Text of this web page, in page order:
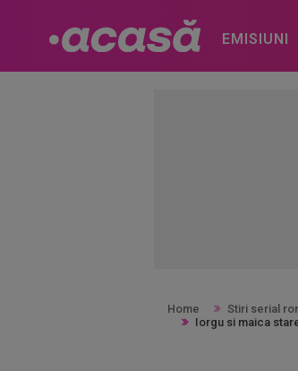
EMISIUNI
Home
Stiri serial
Iorgu si maica